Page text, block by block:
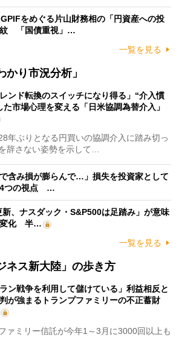
GPIFをめぐる片山財務相の「円資産への投
紋 「国債重視」…
一覧を見る
り市況分析」
レンド転換のスイッチになり得る」“介入慣
た市場心理を変える「日米協調為替介入」
年ぶりとなる円買いの協調介入に踏み切っ
辞さない姿勢を示して…
で含み損が膨らんで…」損失を投資家として
4つの視点 …
新、ナスダック・S&P500は足踏み」が意味
変化 半…
一覧を見る
ネス新大陸」の歩き方
ラン戦争を利用して儲けている」利益相反と
が強まるトランプファミリーの不正蓄財
ァミリー信託が今年1～3月に3000回以上も